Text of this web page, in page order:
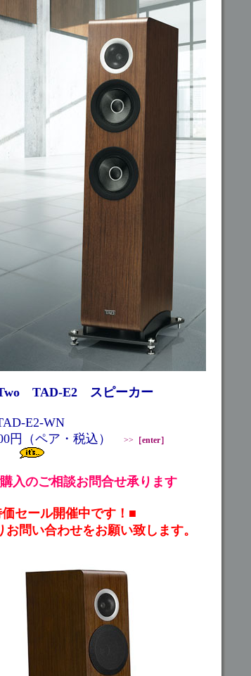
TAD-E2 スピーカー
E2-WN
円（ペア・税込）
>> ［enter］
入のご相談お問合せ承ります
セール開催中です！■
お問い合わせをお願い致します。